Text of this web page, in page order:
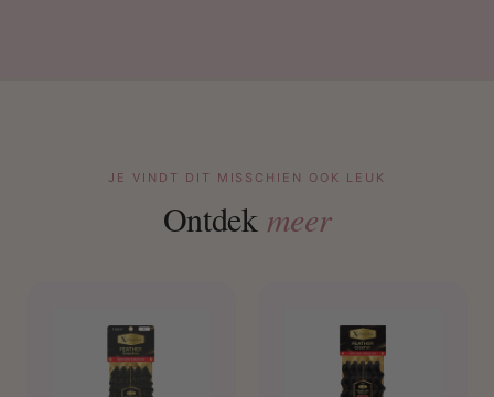
JE VINDT DIT MISSCHIEN OOK LEUK
Ontdek meer